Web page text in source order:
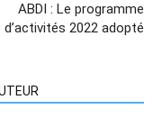
ABDI : Le programme
d’activités 2022 adopté